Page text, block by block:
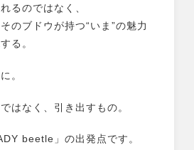
るのではなく、
のブドウが持つ“いま”の魅力
る。
。
はなく、引き出すもの。
beetle」の出発点です。